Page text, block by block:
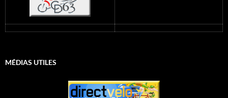
MÉDIAS UTILES